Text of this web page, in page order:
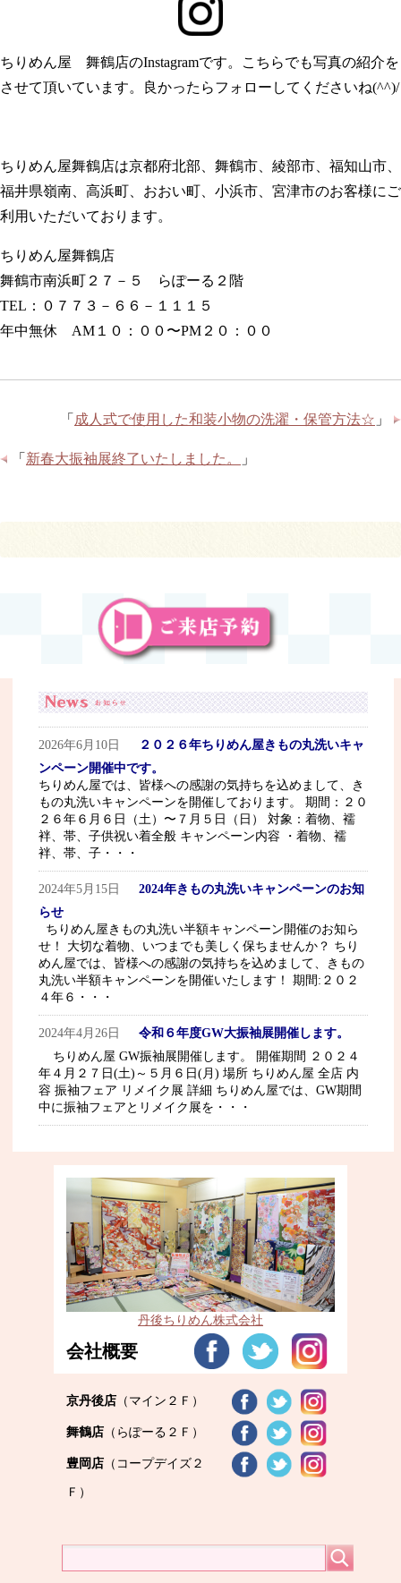
ちりめん屋 舞鶴店のInstagramです。こちらでも写真の紹介を
させて頂いています。良かったらフォローしてくださいね(^^)/
ちりめん屋舞鶴店は京都府北部、舞鶴市、綾部市、福知山市、
福井県嶺南、高浜町、おおい町、小浜市、宮津市のお客様にご
利用いただいております。
ちりめん屋舞鶴店
舞鶴市南浜町２７－５ らぽーる２階
TEL：０７７３－６６－１１１５
年中無休 AM１０：００〜PM２０：００
「 成人式で使用した和装小物の洗濯・保管方法☆ 」
「 新春大振袖展終了いたしました。 」
2026年6月10日
２０２６年ちりめん屋きもの丸洗いキャ
ンペーン開催中です。
ちりめん屋では、皆様への感謝の気持ちを込めまして、き
もの丸洗いキャンペーンを開催しております。 期間：２０
２６年６月６日（土）〜７月５日（日） 対象：着物、襦
袢、帯、子供祝い着全般 キャンペーン内容 ・着物、襦
袢、帯、子・・・
2024年5月15日
2024年きもの丸洗いキャンペーンのお知
らせ
ちりめん屋きもの丸洗い半額キャンペーン開催のお知ら
せ！ 大切な着物、いつまでも美しく保ちませんか？ ちり
めん屋では、皆様への感謝の気持ちを込めまして、きもの
丸洗い半額キャンペーンを開催いたします！ 期間:２０２
４年６・・・
2024年4月26日
令和６年度GW大振袖展開催します。
ちりめん屋 GW振袖展開催します。 開催期間 ２０２４
年４月２７日(土)～５月６日(月) 場所 ちりめん屋 全店 内
容 振袖フェア リメイク展 詳細 ちりめん屋では、GW期間
中に振袖フェアとリメイク展を・・・
丹後ちりめん株式会社
会社概要
京丹後店 （マイン２Ｆ）
舞鶴店 （らぽーる２Ｆ）
豊岡店 （コープデイズ２
Ｆ）